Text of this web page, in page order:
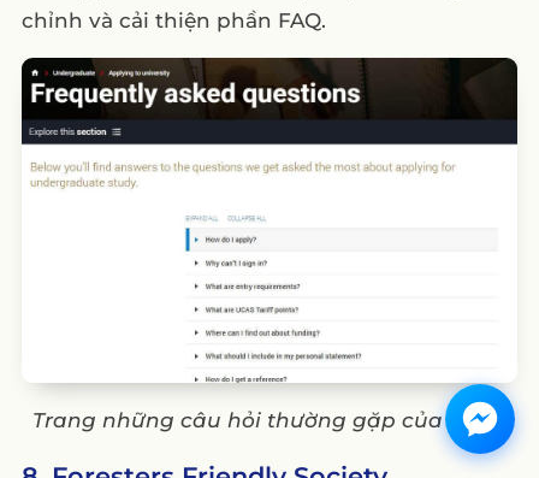
chỉnh và cải thiện phần FAQ.
Trang những câu hỏi thường gặp của UCAS